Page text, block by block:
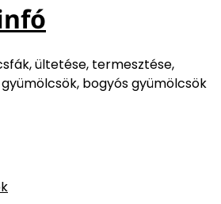
ültetése, termesztése,
bogyós gyümölcsök